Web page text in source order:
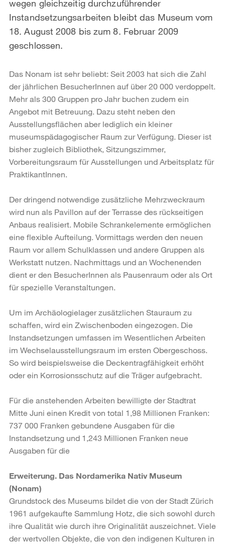
wegen gleichzeitig durchzuführender
Instandsetzungsarbeiten bleibt das Museum vom
18. August 2008 bis zum 8. Februar 2009
geschlossen.
Das Nonam ist sehr beliebt: Seit 2003 hat sich die Zahl
der jährlichen BesucherInnen auf über 20 000 verdoppelt.
Mehr als 300 Gruppen pro Jahr buchen zudem ein
Angebot mit Betreuung. Dazu steht neben den
Ausstellungsflächen aber lediglich ein kleiner
museumspädagogischer Raum zur Verfügung. Dieser ist
bisher zugleich Bibliothek, Sitzungszimmer,
Vorbereitungsraum für Ausstellungen und Arbeitsplatz für
PraktikantInnen.
Der dringend notwendige zusätzliche Mehrzweckraum
wird nun als Pavillon auf der Terrasse des rückseitigen
Anbaus realisiert. Mobile Schrankelemente ermöglichen
eine flexible Aufteilung. Vormittags werden den neuen
Raum vor allem Schulklassen und andere Gruppen als
Werkstatt nutzen. Nachmittags und an Wochenenden
dient er den BesucherInnen als Pausenraum oder als Ort
für spezielle Veranstaltungen.
Um im Archäologielager zusätzlichen Stauraum zu
schaffen, wird ein Zwischenboden eingezogen. Die
Instandsetzungen umfassen im Wesentlichen Arbeiten
im Wechselausstellungsraum im ersten Obergeschoss.
So wird beispielsweise die Deckentragfähigkeit erhöht
oder ein Korrosionsschutz auf die Träger aufgebracht.
Für die anstehenden Arbeiten bewilligte der Stadtrat
Mitte Juni einen Kredit von total 1,98 Millionen Franken:
737 000 Franken gebundene Ausgaben für die
Instandsetzung und 1,243 Millionen Franken neue
Ausgaben für die
Erweiterung. Das Nordamerika Nativ Museum
(Nonam)
Grundstock des Museums bildet die von der Stadt Zürich
1961 aufgekaufte Sammlung Hotz, die sich sowohl durch
ihre Qualität wie durch ihre Originalität auszeichnet. Viele
der wertvollen Objekte, die von den indigenen Kulturen in